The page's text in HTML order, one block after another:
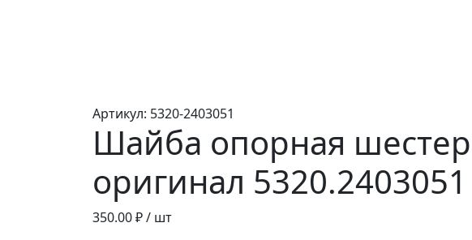
Артикул: 5320-2403051
Шайба опорная
оригинал 5320.2403051
350.00₽ / шт